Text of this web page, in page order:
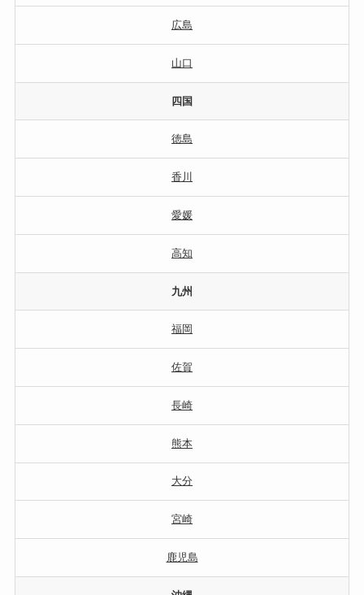
広島
山口
四国
徳島
香川
愛媛
高知
九州
福岡
佐賀
長崎
熊本
大分
宮崎
鹿児島